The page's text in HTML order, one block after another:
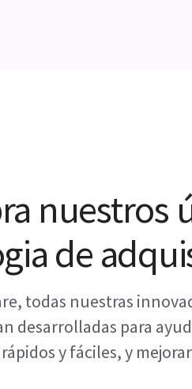
nuestros
de
todas nuestras
desarrolladas para
y fáciles, y